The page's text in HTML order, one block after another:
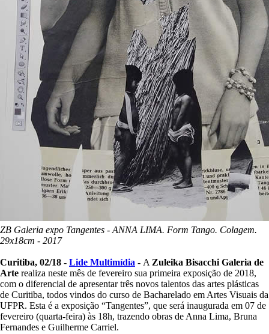
ZB Galeria expo Tangentes - ANNA LIMA. Form Tango. Colagem.
29x18cm - 2017
Curitiba, 02/18 - Lide Multimídia - A Zuleika Bisacchi Galeria de
Arte realiza neste mês de fevereiro sua primeira exposição de 2018,
com o diferencial de apresentar três novos talentos das artes plásticas
de Curitiba, todos vindos do curso de Bacharelado em Artes Visuais da
UFPR. Esta é a exposição “Tangentes”, que será inaugurada em 07 de
fevereiro (quarta-feira) às 18h, trazendo obras de Anna Lima, Bruna
Fernandes e Guilherme Carriel.